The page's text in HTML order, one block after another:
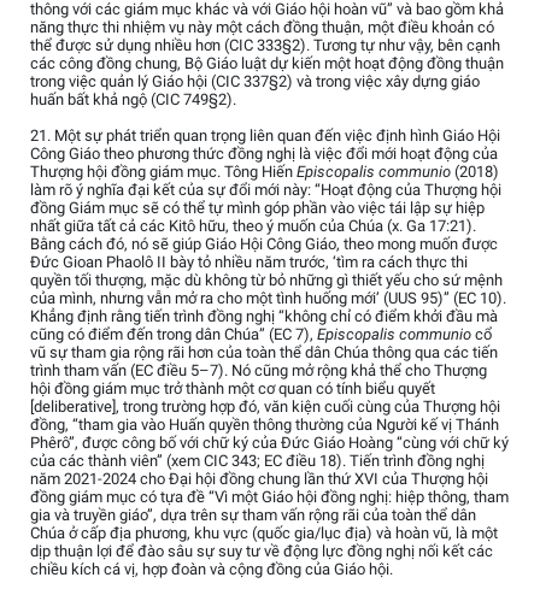
thông với các giám mục khác và với Giáo hội hoàn vũ” và bao gồm khả
năng thực thi nhiệm vụ này một cách đồng thuận, một điều khoản có
thể được sử dụng nhiều hơn (CIC 333§2). Tương tự như vậy, bên cạnh
các công đồng chung, Bộ Giáo luật dự kiến một hoạt động đồng thuận
trong việc quản lý Giáo hội (CIC 337§2) và trong việc xây dựng giáo
huấn bất khả ngộ (CIC 749§2).
21. Một sự phát triển quan trọng liên quan đến việc định hình Giáo Hội
Công Giáo theo phương thức đồng nghị là việc đổi mới hoạt động của
Thượng hội đồng giám mục. Tông Hiến Episcopalis communio (2018)
làm rõ ý nghĩa đại kết của sự đổi mới này: “Hoạt động của Thượng hội
đồng Giám mục sẽ có thể tự mình góp phần vào việc tái lập sự hiệp
nhất giữa tất cả các Kitô hữu, theo ý muốn của Chúa (x. Ga 17:21).
Bằng cách đó, nó sẽ giúp Giáo Hội Công Giáo, theo mong muốn được
Đức Gioan Phaolô II bày tỏ nhiều năm trước, ‘tìm ra cách thực thi
quyền tối thượng, mặc dù không từ bỏ những gì thiết yếu cho sứ mệnh
của mình, nhưng vẫn mở ra cho một tình huống mới’ (UUS 95)” (EC 10).
Khẳng định rằng tiến trình đồng nghị “không chỉ có điểm khởi đầu mà
cũng có điểm đến trong dân Chúa” (EC 7), Episcopalis communio cổ
vũ sự tham gia rộng rãi hơn của toàn thể dân Chúa thông qua các tiến
trình tham vấn (EC điều 5–7). Nó cũng mở rộng khả thể cho Thượng
hội đồng giám mục trở thành một cơ quan có tính biểu quyết
[deliberative], trong trường hợp đó, văn kiện cuối cùng của Thượng hội
đồng, “tham gia vào Huấn quyền thông thường của Người kế vị Thánh
Phêrô”, được công bố với chữ ký của Đức Giáo Hoàng “cùng với chữ ký
của các thành viên” (xem CIC 343; EC điều 18). Tiến trình đồng nghị
năm 2021-2024 cho Đại hội đồng chung lần thứ XVI của Thượng hội
đồng giám mục có tựa đề “Vì một Giáo hội đồng nghị: hiệp thông, tham
gia và truyền giáo”, dựa trên sự tham vấn rộng rãi của toàn thể dân
Chúa ở cấp địa phương, khu vực (quốc gia/lục địa) và hoàn vũ, là một
dịp thuận lợi để đào sâu sự suy tư về động lực đồng nghị nối kết các
chiều kích cá vị, hợp đoàn và cộng đồng của Giáo hội.